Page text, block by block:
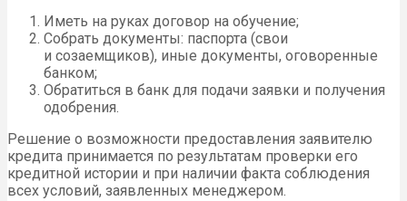
Иметь на руках договор на обучение;
Собрать документы: паспорта (свои
и созаемщиков), иные документы, оговоренные
банком;
Обратиться в банк для подачи заявки и получения
одобрения.
Решение о возможности предоставления заявителю
кредита принимается по результатам проверки его
кредитной истории и при наличии факта соблюдения
всех условий, заявленных менеджером.